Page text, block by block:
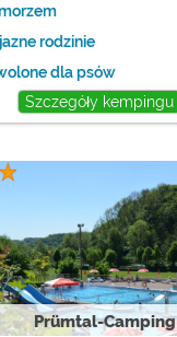
rodzinie
dla psów
Szczegóły kempingu
Prümtal-Camping